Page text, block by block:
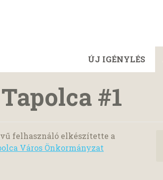
ÚJ IGÉNYLÉS
#1
felhasználó elkészítette a
Város Önkormányzat